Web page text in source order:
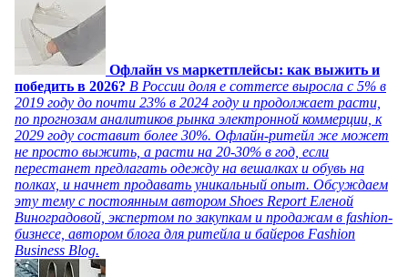
Офлайн vs маркетплейсы: как выжить и
победить в 2026? В России доля e commerce выросла с 5% в
2019 году до почти 23% в 2024 году и продолжает расти,
по прогнозам аналитиков рынка электронной коммерции, к
2029 году составит более 30%. Офлайн-ритейл же может
не просто выжить, а расти на 20-30% в год, если
перестанет предлагать одежду на вешалках и обувь на
полках, и начнет продавать уникальный опыт. Обсуждаем
эту тему с постоянным автором Shoes Report Еленой
Виноградовой, экспертом по закупкам и продажам в fashion-
бизнесе, автором блога для ритейла и байеров Fashion
Business Blog.